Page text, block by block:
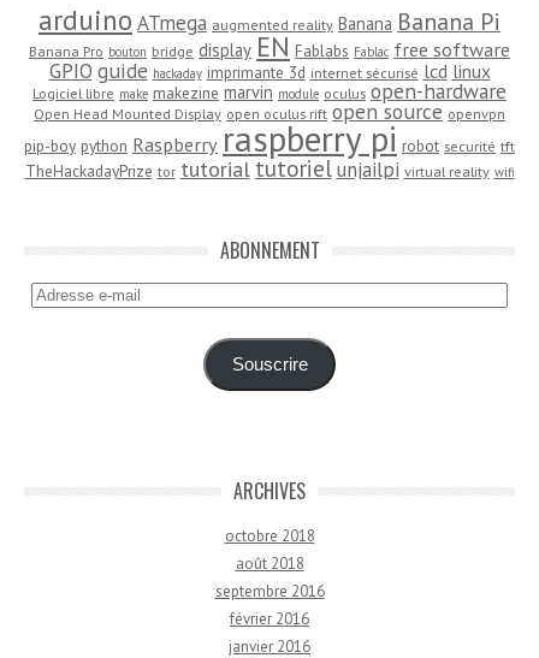
arduino ATmega augmented reality Banana Banana Pi
Banana Pro bouton bridge display EN Fablabs Fablac free software
GPIO guide hackaday imprimante 3d internet sécurisé lcd linux
Logiciel libre make makezine marvin module oculus open-hardware
Open Head Mounted Display open oculus rift open source openvpn
pip-boy python Raspberry raspberry pi robot securité tft
TheHackadayPrize tor tutorial tutoriel unjailpi virtual reality wifi
ABONNEMENT
Adresse
Souscrire
ARCHIVES
octobre 2018
août 2018
septembre 2016
février 2016
janvier 2016